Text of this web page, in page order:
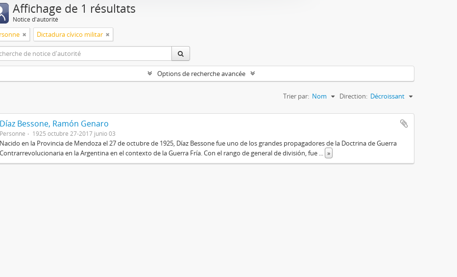
Affichage de 1 résultats
Notice d'autorité
Dictadura cívico militar
Options de recherche avancée
Trier par: Nom Direction: Décroissant
Díaz Bessone, Ramón Genaro
Personne 1925 octubre 27-2017 junio 03
Nacido en la Provincia de Mendoza el 27 de octubre de 1925, Díaz Bessone fue uno de los grandes propagadores de la Doctrina de Guerra
Contrarrevolucionaria en la Argentina en el contexto de la Guerra Fría. Con el rango de general de división, fue
»